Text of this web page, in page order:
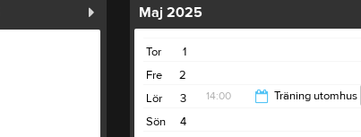
Maj 2025
1
Tor
2
Fre
3
Lör 14:00 Träning utomhus
4
Sön